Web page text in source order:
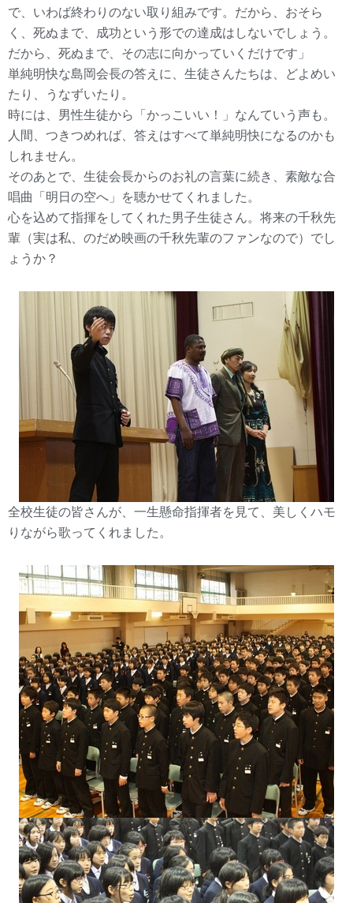
で、いわば終わりのない取り組みです。だから、おそら
く、死ぬまで、成功という形での達成はしないでしょう。
だから、死ぬまで、その志に向かっていくだけです」
単純明快な島岡会長の答えに、生徒さんたちは、どよめい
たり、うなずいたり。
時には、男性生徒から「かっこいい！」なんていう声も。
人間、つきつめれば、答えはすべて単純明快になるのかも
しれません。
そのあとで、生徒会長からのお礼の言葉に続き、素敵な合
唱曲「明日の空へ」を聴かせてくれました。
心を込めて指揮をしてくれた男子生徒さん。将来の千秋先
輩（実は私、のだめ映画の千秋先輩のファンなので）でし
ょうか？
全校生徒の皆さんが、一生懸命指揮者を見て、美しくハモ
りながら歌ってくれました。